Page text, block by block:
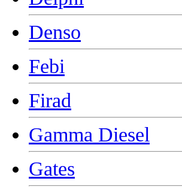
Denso
Febi
Firad
Gamma Diesel
Gates